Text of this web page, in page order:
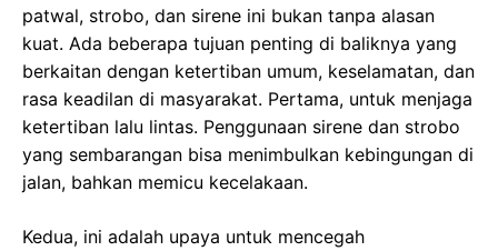
patwal, strobo, dan sirene ini bukan tanpa alasan
kuat. Ada beberapa tujuan penting di baliknya yang
berkaitan dengan ketertiban umum, keselamatan, dan
rasa keadilan di masyarakat. Pertama, untuk menjaga
ketertiban lalu lintas. Penggunaan sirene dan strobo
yang sembarangan bisa menimbulkan kebingungan di
jalan, bahkan memicu kecelakaan.
Kedua, ini adalah upaya untuk mencegah